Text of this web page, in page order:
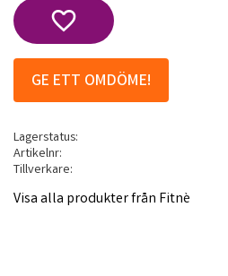
Lägg till i favoriter
Lagerstatus
Artikelnr
Tillverkare
Visa alla produkter från Fitnè
GE ETT OMDÖME!